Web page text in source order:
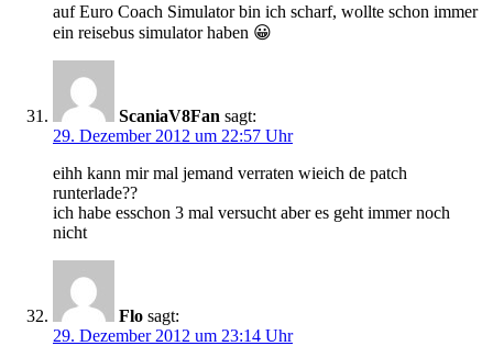
auf Euro Coach Simulator bin ich scharf, wollte schon immer
ein reisebus simulator haben 😀
ScaniaV8Fan sagt:
29. Dezember 2012 um 22:57 Uhr
eihh kann mir mal jemand verraten wieich de patch
runterlade??
ich habe esschon 3 mal versucht aber es geht immer noch
nicht
Flo sagt:
29. Dezember 2012 um 23:14 Uhr